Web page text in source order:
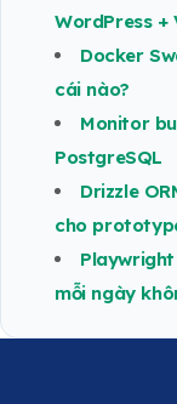
WordPress +
Docker
cái nào?
Monitor
PostgreSQL
Drizzle
cho
mỗi ngày